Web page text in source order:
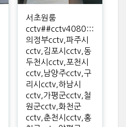
서초원룸
cctv##cctv4080:::
의정부cctv,파주시
cctv,김포시cctv,동
두천시cctv,포천시
cctv,남양주cctv,구
리시cctv,하남시
cctv,가평군cctv,철
원군cctv,화천군
cctv,춘천시cctv,홍